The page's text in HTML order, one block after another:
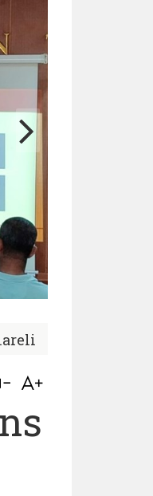
Bağlantıyı aç